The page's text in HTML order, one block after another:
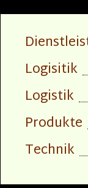
Logisitik
Logistik
Produkte
Technik